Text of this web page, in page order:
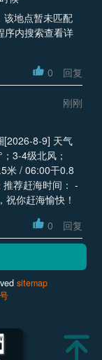
该地点暂未匹配
序内搜索查看详
0 回复
刚刚
[2026-8-9] 天气
3-4级北风；
米 / 06:00干0.8
荐赶海时间： -
你赶海愉快！
0 回复
sitemap